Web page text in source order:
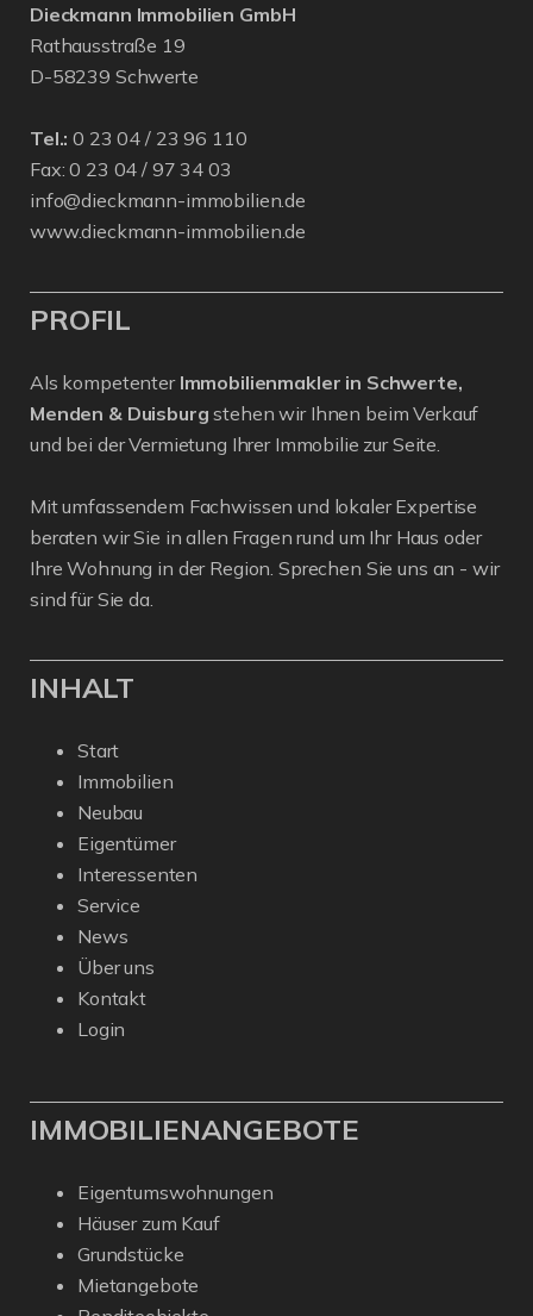
Dieckmann Immobilien GmbH
Rathausstraße 19
D-58239 Schwerte
Tel.: 0 23 04 / 23 96 110
Fax: 0 23 04 / 97 34 03
info@dieckmann-immobilien.de
www.dieckmann-immobilien.de
PROFIL
Als kompetenter Immobilienmakler in Schwerte,
Menden & Duisburg stehen wir Ihnen beim Verkauf
und bei der Vermietung Ihrer Immobilie zur Seite.
Mit umfassendem Fachwissen und lokaler Expertise
beraten wir Sie in allen Fragen rund um Ihr Haus oder
Ihre Wohnung in der Region. Sprechen Sie uns an - wir
sind für Sie da.
INHALT
Start
Immobilien
Neubau
Eigentümer
Interessenten
Service
News
Über uns
Kontakt
Login
IMMOBILIENANGEBOTE
Eigentumswohnungen
Häuser zum Kauf
Grundstücke
Mietangebote